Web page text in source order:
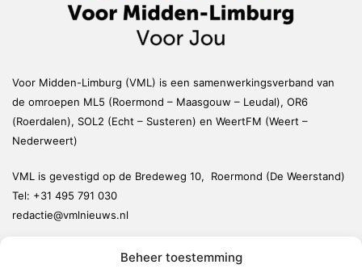
Beheer toestemming
Voor Midden-Limburg (VML) is een samenwerkingsverband van
de omroepen ML5 (Roermond – Maasgouw – Leudal), OR6
(Roerdalen), SOL2 (Echt – Susteren) en WeertFM (Weert –
Nederweert)
VML is gevestigd op de Bredeweg 10, Roermond (De Weerstand)
Tel: +31 495 791 030
redactie@vmlnieuws.nl